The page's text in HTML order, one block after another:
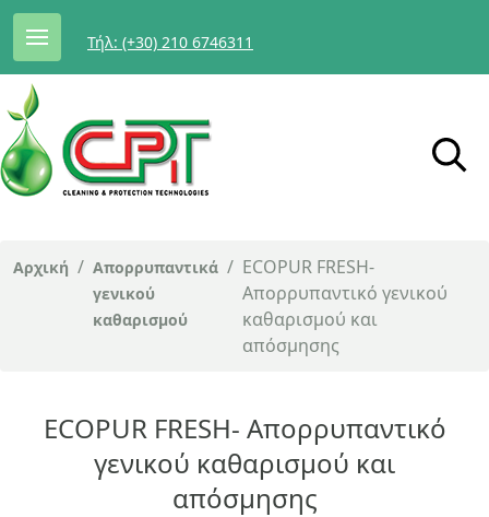
Τήλ: (+30) 210 6746311
Αρχική / Απορρυπαντικά
γενικού
καθαρισμού
/ ECOPUR FRESH-
Απορρυπαντικό γενικού
καθαρισμού και
απόσμησης
ECOPUR FRESH- Απορρυπαντικό
γενικού καθαρισμού και
απόσμησης